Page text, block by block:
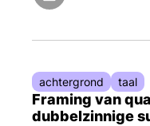
het deeltjeslab
Framing van
dubbelzinnige
achtergrond taal